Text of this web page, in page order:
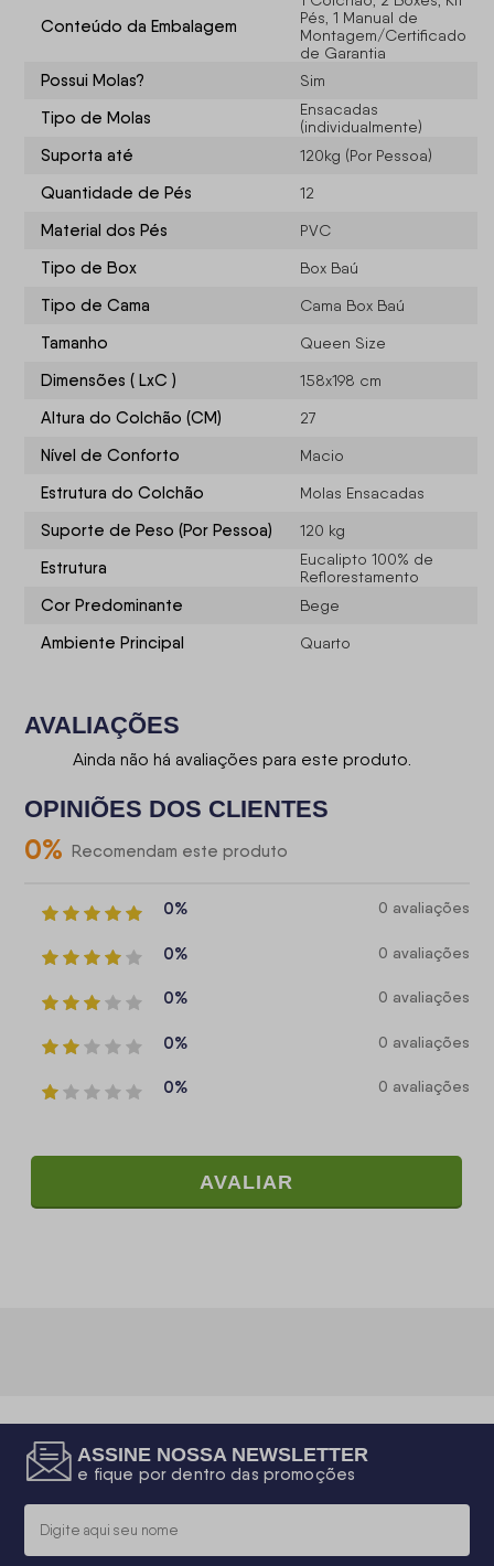
Conteúdo da Embalagem
Pés, 1 Manual de
Montagem/Certificado
de Garantia
Possui Molas? Sim
Tipo de Molas
Ensacadas
(individualmente)
Suporta até 120kg (Por Pessoa)
Quantidade de Pés 12
Material dos Pés PVC
Tipo de Box Box Baú
Tipo de Cama Cama Box Baú
Tamanho Queen Size
Dimensões ( LxC ) 158x198 cm
Altura do Colchão (CM) 27
Nível de Conforto Macio
Estrutura do Colchão Molas Ensacadas
Suporte de Peso (Por Pessoa) 120 kg
Estrutura
Eucalipto 100% de
Reflorestamento
Cor Predominante Bege
Ambiente Principal Quarto
AVALIAÇÕES
Ainda não há avaliações para este produto.
OPINIÕES DOS CLIENTES
0% Recomendam este produto
0% 0 avaliações
0% 0 avaliações
0% 0 avaliações
0% 0 avaliações
0% 0 avaliações
AVALIAR
ASSINE NOSSA NEWSLETTER
e fique por dentro das promoções